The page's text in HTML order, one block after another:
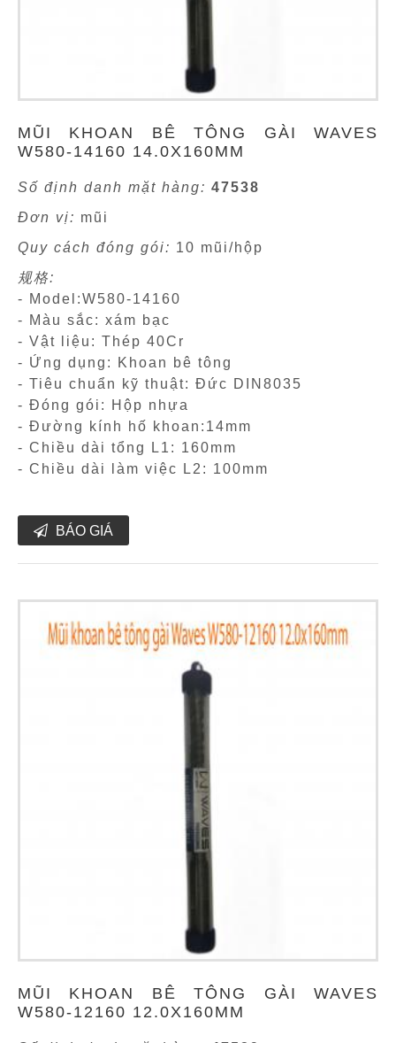
MŨI KHOAN BÊ TÔNG GÀI WAVES
W580-14160 14.0X160MM
Số định danh mặt hàng: 47538
Đơn vị: mũi
Quy cách đóng gói: 10 mũi/hộp
规格:
- Model:W580-14160
- Màu sắc: xám bạc
- Vật liệu: Thép 40Cr
- Ứng dụng: Khoan bê tông
- Tiêu chuẩn kỹ thuật: Đức DIN8035
- Đóng gói: Hộp nhựa
- Đường kính hố khoan:14mm
- Chiều dài tổng L1: 160mm
- Chiều dài làm việc L2: 100mm
BÁO GIÁ
MŨI KHOAN BÊ TÔNG GÀI WAVES
W580-12160 12.0X160MM